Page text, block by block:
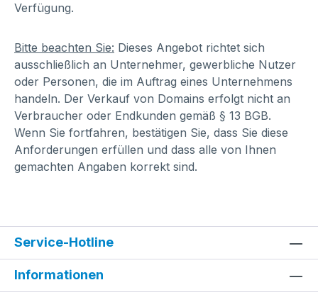
Verfügung.
Bitte beachten Sie: Dieses Angebot richtet sich
ausschließlich an Unternehmer, gewerbliche Nutzer
oder Personen, die im Auftrag eines Unternehmens
handeln. Der Verkauf von Domains erfolgt nicht an
Verbraucher oder Endkunden gemäß § 13 BGB.
Wenn Sie fortfahren, bestätigen Sie, dass Sie diese
Anforderungen erfüllen und dass alle von Ihnen
gemachten Angaben korrekt sind.
Service-Hotline
Informationen